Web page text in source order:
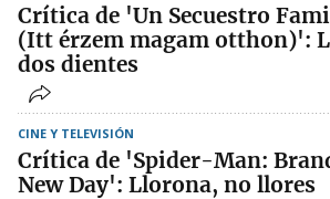
Crítica de 'Un Secuestro
(Itt érzem magam otthon)':
dos dientes
CINE Y TELEVISIÓN
Crítica de 'Spider-Man:
New Day': Llorona, no llores